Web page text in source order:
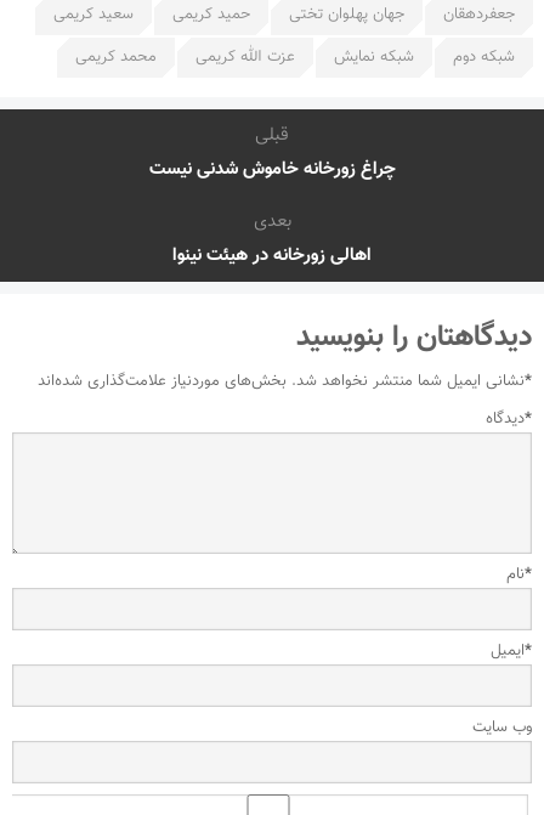
جعفردهقان
جهان پهلوان تختی حمید کریمی
سعید کریمی
شبکه دوم
شبکه نمایش عزت الله کریمی محمد کریمی
قبلی
چراغ زورخانه خاموش شدنی نیست
بعدی
اهالی زورخانه در هیئت نینوا
دیدگاهتان را بنویسید
نشانی ایمیل شما منتشر نخواهد شد. بخش‌های موردنیاز علامت‌گذاری شده‌اند
*
دیدگاه*
نام*
ایمیل*
وب‌ سایت